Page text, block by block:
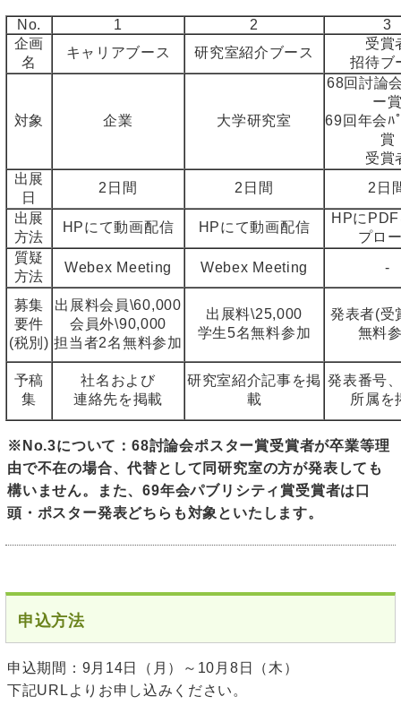
No. 1 2
3
企画
名
キャリアブース 研究室紹介ブース
受賞
招待ブ
対象 企業 大学研究室
68回討論
ー
69回年会ﾊ
賞
受賞
出展
日
2日間 2日間
2日
出展
方法
HPにて動画配信 HPにて動画配信
HPに
プロ
質疑
方法
Webex Meeting Webex Meeting -
募集
要件
(税別)
出展料会員\60,000
会員外\90,000
担当者2名無料参加
出展料\25,000
学生5名無料参加
発表者(
無料
予稿
集
社名および
連絡先を掲載
研究室紹介記事を掲
載
発表番号
所属を
※No.3について：68討論会ポスター賞受賞者が卒業等理
由で不在の場合、代替として同研究室の方が発表しても
構いません。また、69年会パブリシティ賞受賞者は口
頭・ポスター発表どちらも対象といたします。
申込方法
申込期間：9月14日（月）～10月8日（木）
下記URLよりお申し込みください。